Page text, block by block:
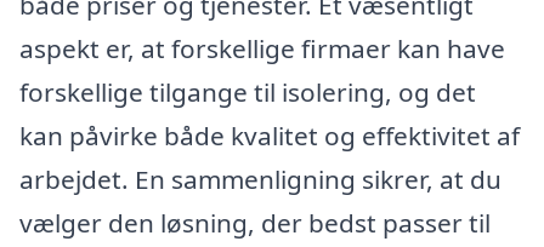
aspekt er, at forskellige firmaer kan have
forskellige tilgange til isolering, og det
kan påvirke både kvalitet og effektivitet af
arbejdet. En sammenligning sikrer, at du
vælger den løsning, der bedst passer til